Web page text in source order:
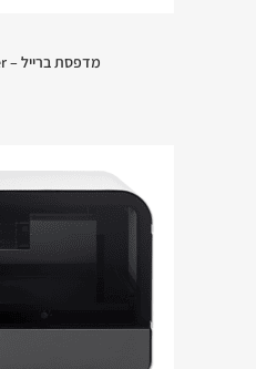
מדפסת ברייל – GEMINI Super